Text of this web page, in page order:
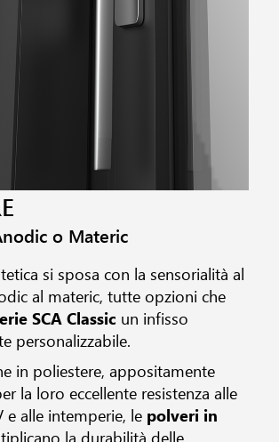
o Materic
si sposa con la sensorialità al
al materic, tutte opzioni che
SCA Classic un infisso
personalizzabile.
in poliestere, appositamente
la loro eccellente resistenza alle
e alle intemperie, lepolveri in
la durabilità delle